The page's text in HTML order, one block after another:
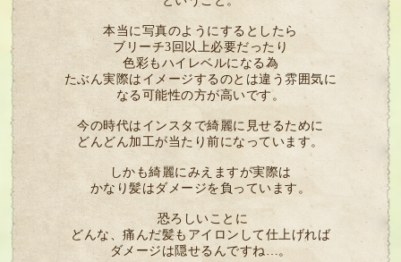
本当に写真のようにするとしたら
ブリーチ3回以上必要だったり
色彩もハイレベルになる為
たぶん実際はイメージするのとは違う雰囲気に
なる可能性の方が高いです。
今の時代はインスタで綺麗に見せるために
どんどん加工が当たり前になっています。
しかも綺麗にみえますが実際は
かなり髪はダメージを負っています。
恐ろしいことに
どんな、痛んだ髪もアイロンして仕上げれば
ダメージは隠せるんですね…。